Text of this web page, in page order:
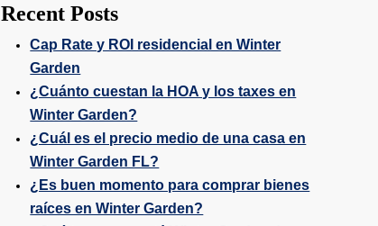
Recent Posts
Cap Rate y ROI residencial en Winter
Garden
¿Cuánto cuestan la HOA y los taxes en
Winter Garden?
¿Cuál es el precio medio de una casa en
Winter Garden FL?
¿Es buen momento para comprar bienes
raíces en Winter Garden?